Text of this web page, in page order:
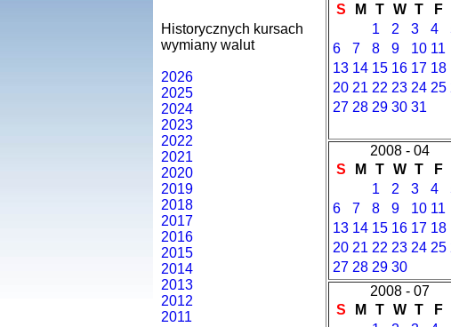
Historycznych kursach
wymiany walut
2026
2025
2024
2023
2022
2021
2020
2019
2018
2017
2016
2015
2014
2013
2012
2011
S
M T W T F
1
2 3 4
6
7 8 9 10 11
13 14 15 16 17 18
20 21 22 23 24 25
27 28 29 30 31
2008 - 04
S
M T W T F
1
2 3 4
6
7 8 9 10 11
13 14 15 16 17 18
20 21 22 23 24 25
27 28 29 30
2008 - 07
S
M T W T F